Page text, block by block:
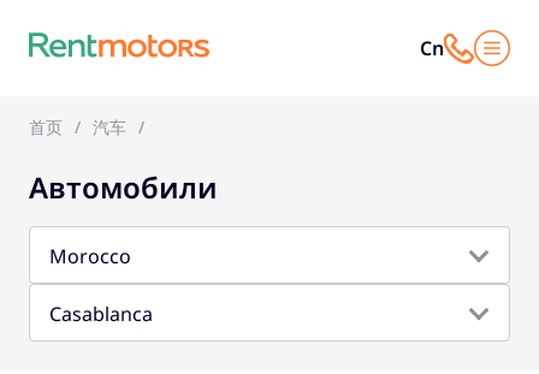
Cn
首页 汽车
Автомобили
Morocco
Casablanca